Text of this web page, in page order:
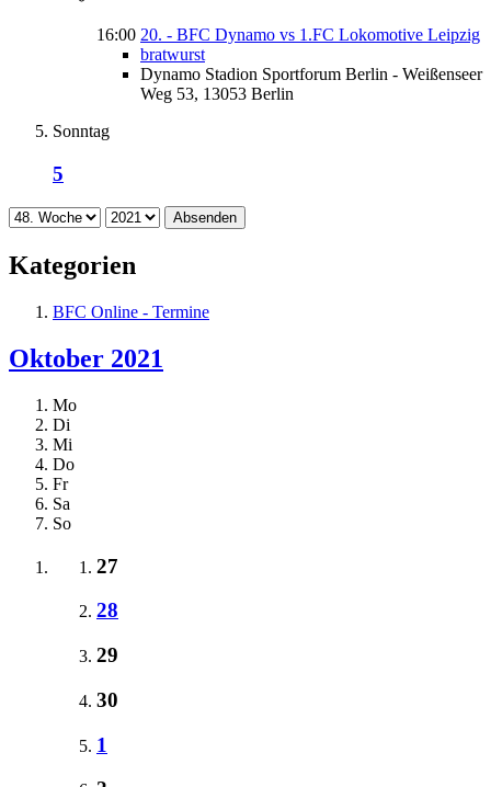
16:00 20. - BFC Dynamo vs 1.FC Lokomotive Leipzig
bratwurst
Dynamo Stadion Sportforum Berlin - Weißenseer
Weg 53, 13053 Berlin
Sonntag
5
Absenden
Kategorien
BFC Online - Termine
Oktober 2021
Mo
Di
Mi
Do
Fr
Sa
So
27
28
29
30
1